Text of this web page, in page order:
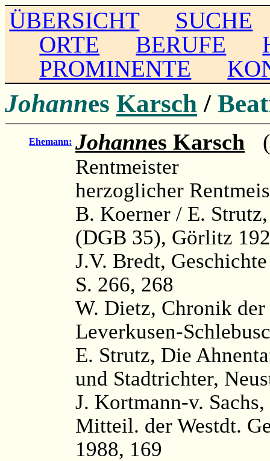
ÜBERSICHT
SUCHE
ORTE
BERUFE
PROMINENTE
Johannes Karsch /
Ehemann: Johannes Karsch
Rentmeister
herzoglicher
B. Koerner / E.
(DGB 35), Görlitz
J.V. Bredt,
S. 266, 268
W. Dietz, Chronik
Leverkusen-
E. Strutz, Die
und Stadtrichter,
J. Kortmann-v.
Mitteil. der Westdt.
1988, 169